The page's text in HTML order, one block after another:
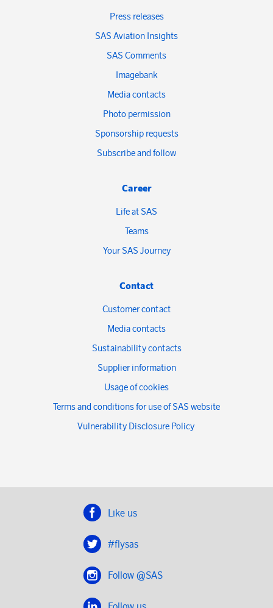
Press releases
SAS Aviation Insights
SAS Comments
Imagebank
Media contacts
Photo permission
Sponsorship requests
Subscribe and follow
Career
Life at SAS
Teams
Your SAS Journey
Contact
Customer contact
Media contacts
Sustainability contacts
Supplier information
Usage of cookies
Terms and conditions for use of SAS website
Vulnerability Disclosure Policy
Like us
#flysas
Follow @SAS